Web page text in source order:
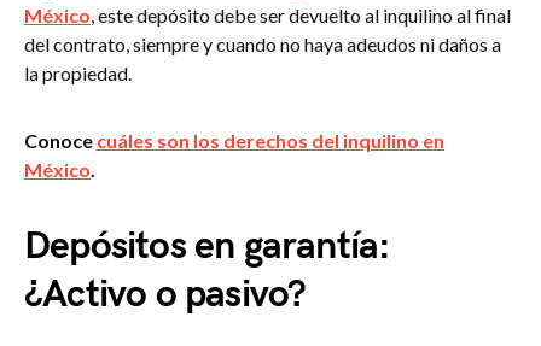
México, este depósito debe ser devuelto al inquilino al final
del contrato, siempre y cuando no haya adeudos ni daños a
la propiedad.
Conoce cuáles son los derechos del inquilino en
México.
Depósitos en garantía:
¿Activo o pasivo?